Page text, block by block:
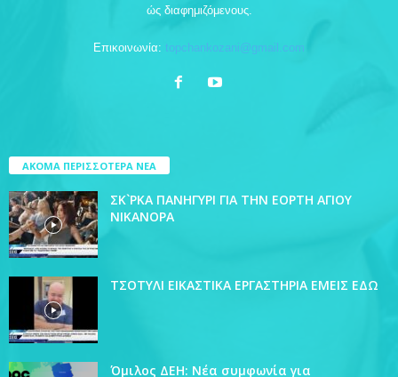
ώς διαφημιζόμενους.
Επικοινωνία: topchankozani@gmail.com
ΑΚΟΜΑ ΠΕΡΙΣΣΟΤΕΡΑ ΝΕΑ
ΣΚ`ΡΚΑ ΠΑΝΗΓΥΡΙ ΓΙΑ ΤΗΝ ΕΟΡΤΗ ΑΓΙΟΥ
ΝΙΚΑΝΟΡΑ
ΤΣΟΤΥΛΙ ΕΙΚΑΣΤΙΚΑ ΕΡΓΑΣΤΗΡΙΑ ΕΜΕΙΣ ΕΔΩ
Όμιλος ΔΕΗ: Νέα συμφωνία για